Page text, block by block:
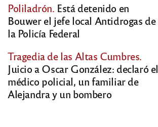
Poliladrón. Está detenido en
Bouwer el jefe local Antidrogas de
la Policía Federal
Tragedia de las Altas Cumbres.
Juicio a Oscar González: declaró el
médico policial, un familiar de
Alejandra y un bombero